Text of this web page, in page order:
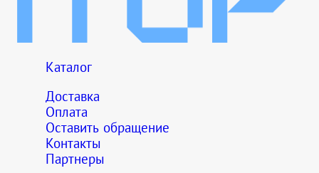
Каталог
Доставка
Оплата
Оставить обращение
Контакты
Партнеры